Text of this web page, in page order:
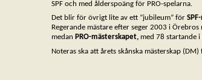
SPF och med ålderspoäng för PRO-spelarna.
Det blir för övrigt lite av ett ”jubileum” för
Regerande mästare efter seger 2003 i
medan PRO-mästerskapet, med 78 startande i
Noteras ska att årets skånska mästerskap